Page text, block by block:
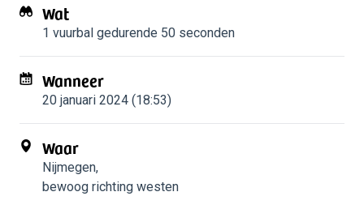
Wat
1 vuurbal gedurende 50 seconden
Wanneer
20 januari 2024 (18:53)
Waar
Nijmegen,
bewoog richting westen